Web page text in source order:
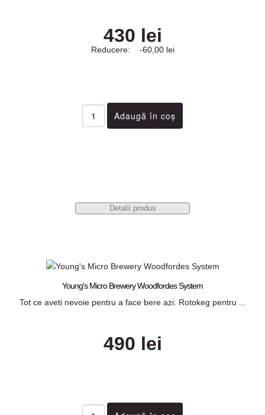
430 lei
Reducere: -60,00 lei
Detalii produs
Young's Micro Brewery Woodfordes System
Tot ce aveti nevoie pentru a face bere azi. Rotokeg pentru ...
490 lei